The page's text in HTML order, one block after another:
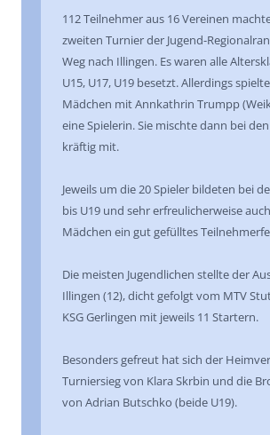
112 Teilnehmer aus 16 Vereinen
zweiten Turnier der Jugend-
Weg nach Illingen. Es waren alle
U15, U17, U19 besetzt. Allerdings
Mädchen mit Annkathrin Trumpp
eine Spielerin. Sie mischte dann bei
kräftig mit.
Jeweils um die 20 Spieler bildeten bei
bis U19 und sehr erfreulicherweise
Mädchen ein gut gefülltes
Die meisten Jugendlichen stellte der
Illingen (12), dicht gefolgt vom MTV
KSG Gerlingen mit jeweils 11 Startern.
Besonders gefreut hat sich der
Turniersieg von Klara Skrbin und die
von Adrian Butschko (beide U19).